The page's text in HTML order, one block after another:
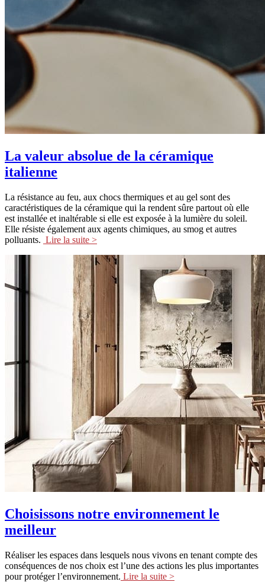
La valeur absolue de la céramique
italienne
La résistance au feu, aux chocs thermiques et au gel sont des
caractéristiques de la céramique qui la rendent sûre partout où elle
est installée et inaltérable si elle est exposée à la lumière du soleil.
Elle résiste également aux agents chimiques, au smog et autres
polluants. Lire la suite >
Choisissons notre environnement le
meilleur
Réaliser les espaces dans lesquels nous vivons en tenant compte des
conséquences de nos choix est l’une des actions les plus importantes
pour protéger l’environnement. Lire la suite >